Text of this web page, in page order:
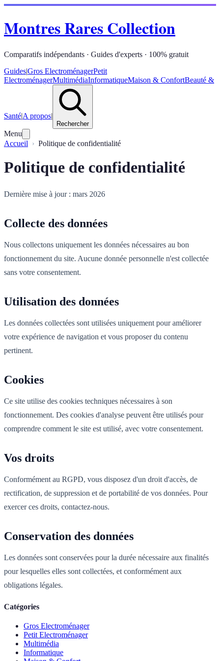
Montres Rares Collection
Comparatifs indépendants · Guides d'experts · 100% gratuit
Guides|Gros ElectroménagerPetit
ElectroménagerMultimédiaInformatiqueMaison & ConfortBeauté &
Santé|A propos|
Rechercher
Menu
Accueil
Politique de confidentialité
Politique de confidentialité
Dernière mise à jour : mars 2026
Collecte des données
Nous collectons uniquement les données nécessaires au bon
fonctionnement du site. Aucune donnée personnelle n'est collectée
sans votre consentement.
Utilisation des données
Les données collectées sont utilisées uniquement pour améliorer
votre expérience de navigation et vous proposer du contenu
pertinent.
Cookies
Ce site utilise des cookies techniques nécessaires à son
fonctionnement. Des cookies d'analyse peuvent être utilisés pour
comprendre comment le site est utilisé, avec votre consentement.
Vos droits
Conformément au RGPD, vous disposez d'un droit d'accès, de
rectification, de suppression et de portabilité de vos données. Pour
exercer ces droits, contactez-nous.
Conservation des données
Les données sont conservées pour la durée nécessaire aux finalités
pour lesquelles elles sont collectées, et conformément aux
obligations légales.
Catégories
Gros Electroménager
Petit Electroménager
Multimédia
Informatique